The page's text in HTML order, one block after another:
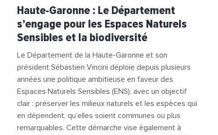
#Environnement
#Jeunesse #SebastienVincini
Haute-Garonne : Le Département
s’engage pour les Espaces Naturels
Sensibles et la biodiversité
Le Département de la Haute-Garonne et son
président Sébastien Vincini déploie depuis plusieurs
années une politique ambitieuse en faveur des
Espaces Naturels Sensibles (ENS), avec un objectif
clair : préserver les milieux naturels et les espèces qui
en dépendent, qu’elles soient communes ou plus
remarquables. Cette démarche vise également à